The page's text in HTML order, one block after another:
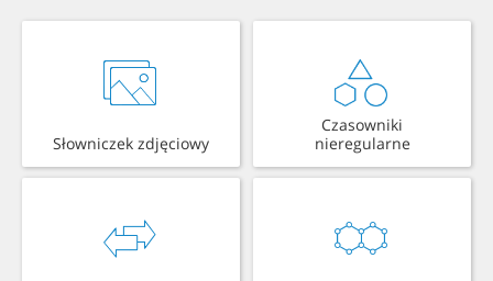
Słowniczek zdjęciowy
Czasowniki
nieregularne